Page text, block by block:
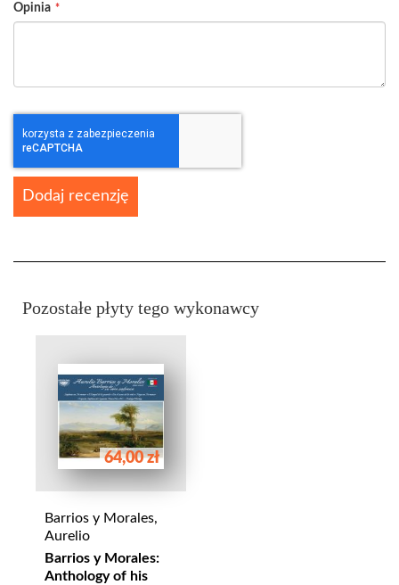
Opinia
Dodaj recenzję
Pozostałe płyty tego wykonawcy
64,00 zł
Barrios y Morales,
Aurelio
Barrios y Morales:
Anthology of his